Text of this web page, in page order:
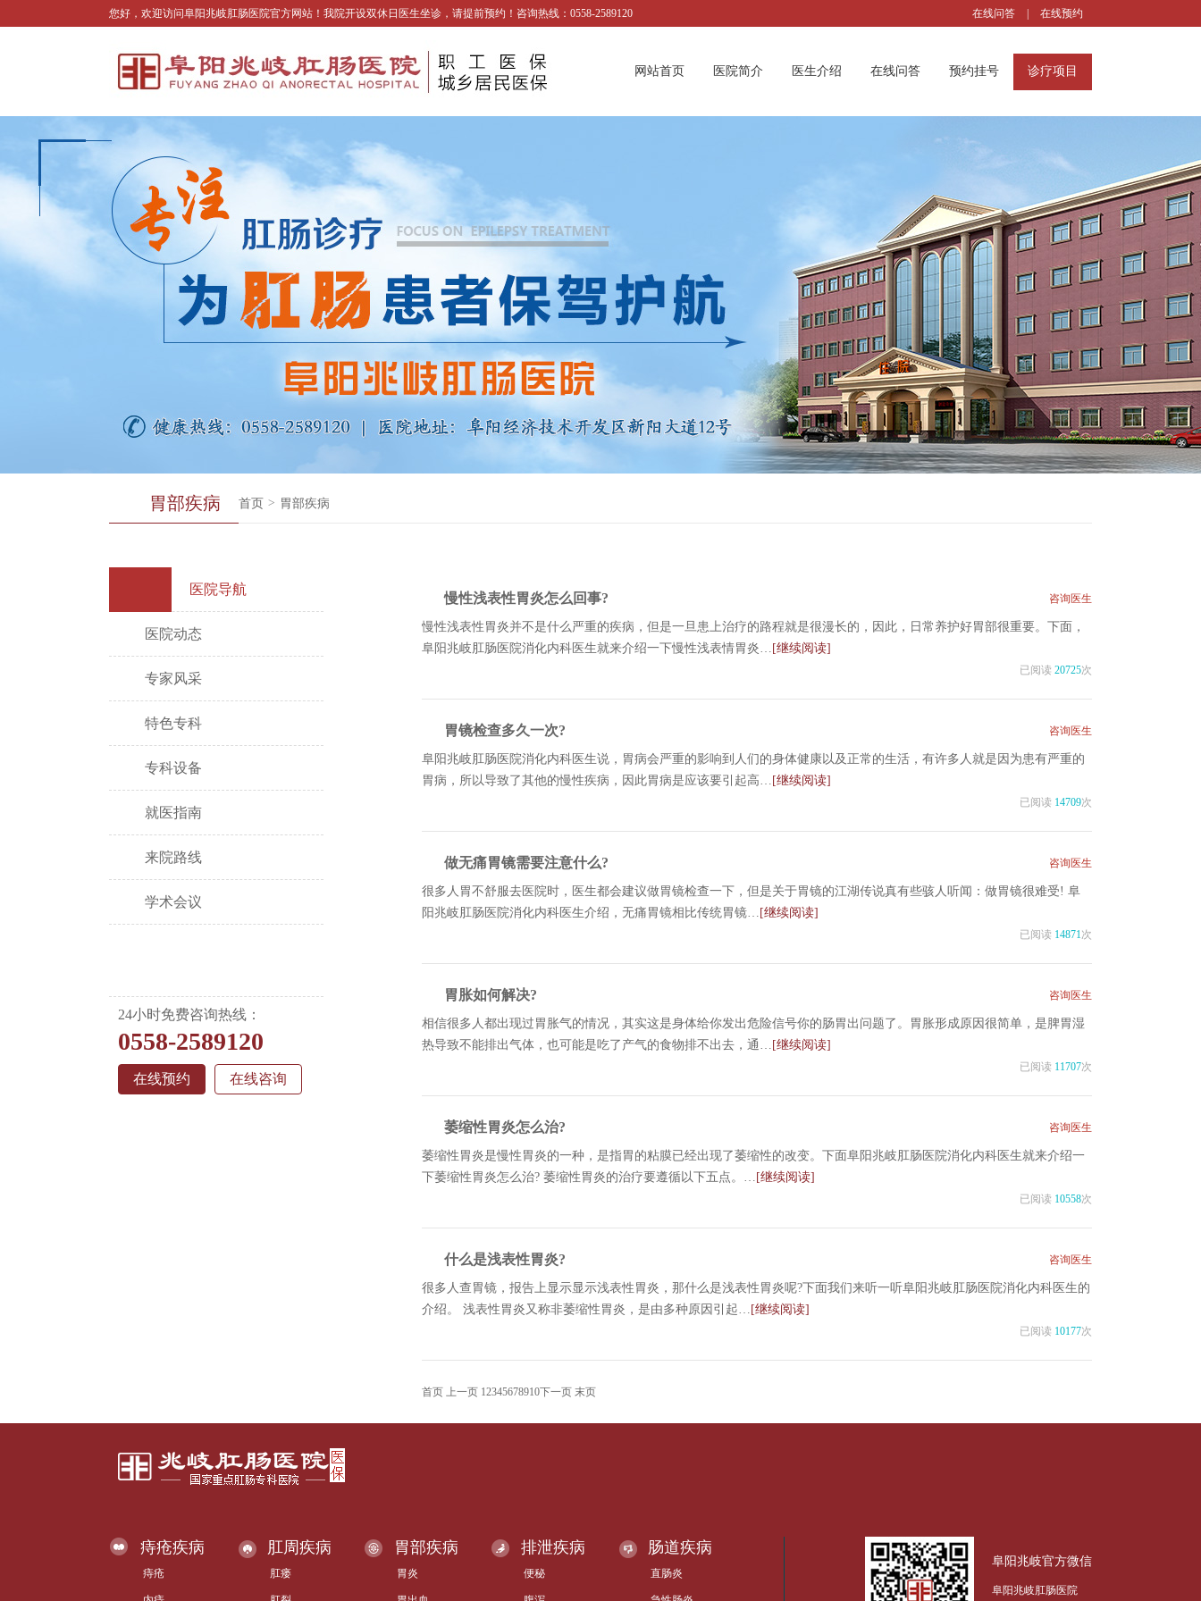
您好，欢迎访问阜阳兆岐肛肠医院官方网站！我院开设双休日医生坐诊，请提前预约！咨询热线：0558-2589120 在线问答 在线预约
网站首页 医院简介 医生介绍 在线问答 预约挂号 诊疗项目
胃部疾病 首页 > 胃部疾病
医院导航
医院动态
专家风采
特色专科
专科设备
就医指南
来院路线
学术会议
24小时免费咨询热线：
0558-2589120
在线预约 在线咨询
慢性浅表性胃炎怎么回事? 咨询医生
慢性浅表性胃炎并不是什么严重的疾病，但是一旦患上治疗的路程就是很漫长的，因此，日常养护好胃部很重要。下面，
阜阳兆岐肛肠医院消化内科医生就来介绍一下慢性浅表情胃炎… [继续阅读]
已阅读 20725次
胃镜检查多久一次? 咨询医生
阜阳兆岐肛肠医院消化内科医生说，胃病会严重的影响到人们的身体健康以及正常的生活，有许多人就是因为患有严重的
胃病，所以导致了其他的慢性疾病，因此胃病是应该要引起高… [继续阅读]
已阅读 14709次
做无痛胃镜需要注意什么? 咨询医生
很多人胃不舒服去医院时，医生都会建议做胃镜检查一下，但是关于胃镜的江湖传说真有些骇人听闻：做胃镜很难受! 阜
阳兆岐肛肠医院消化内科医生介绍，无痛胃镜相比传统胃镜… [继续阅读]
已阅读 14871次
胃胀如何解决? 咨询医生
相信很多人都出现过胃胀气的情况，其实这是身体给你发出危险信号你的肠胃出问题了。胃胀形成原因很简单，是脾胃湿
热导致不能排出气体，也可能是吃了产气的食物排不出去，通… [继续阅读]
已阅读 11707次
萎缩性胃炎怎么治? 咨询医生
萎缩性胃炎是慢性胃炎的一种，是指胃的粘膜已经出现了萎缩性的改变。下面阜阳兆岐肛肠医院消化内科医生就来介绍一
下萎缩性胃炎怎么治? 萎缩性胃炎的治疗要遵循以下五点。… [继续阅读]
已阅读 10558次
什么是浅表性胃炎? 咨询医生
很多人查胃镜，报告上显示显示浅表性胃炎，那什么是浅表性胃炎呢?下面我们来听一听阜阳兆岐肛肠医院消化内科医生的
介绍。 浅表性胃炎又称非萎缩性胃炎，是由多种原因引起… [继续阅读]
已阅读 10177次
首页 上一页 12345678910下一页 末页
痔疮疾病
痔疮
肛周疾病
肛瘘
胃部疾病
胃炎
排泄疾病
便秘
肠道疾病
直肠炎
阜阳兆岐官方微信
阜阳兆岐肛肠医院